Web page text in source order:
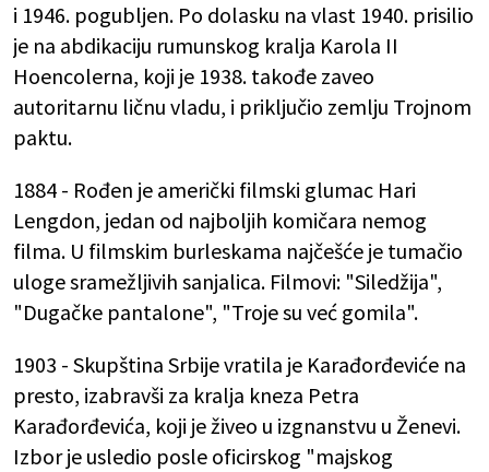
i 1946. pogubljen. Po dolasku na vlast 1940. prisilio
je na abdikaciju rumunskog kralja Karola II
Hoencolerna, koji je 1938. takođe zaveo
autoritarnu ličnu vladu, i priključio zemlju Trojnom
paktu.
1884 - Rođen je američki filmski glumac Hari
Lengdon, jedan od najboljih komičara nemog
filma. U filmskim burleskama najčešće je tumačio
uloge sramežljivih sanjalica. Filmovi: "Siledžija",
"Dugačke pantalone", "Troje su već gomila".
1903 - Skupština Srbije vratila je Karađorđeviće na
presto, izabravši za kralja kneza Petra
Karađorđevića, koji je živeo u izgnanstvu u Ženevi.
Izbor je usledio posle oficirskog "majskog